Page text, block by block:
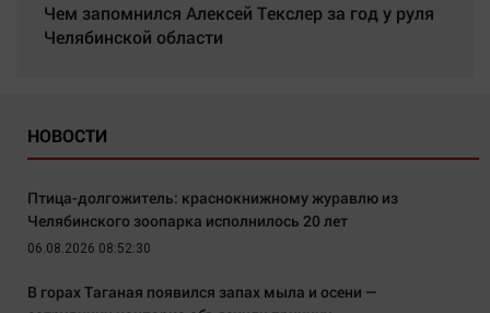
Чем запомнился Алексей Текслер за год у руля
Челябинской области
НОВОСТИ
Птица-долгожитель: краснокнижному журавлю из
Челябинского зоопарка исполнилось 20 лет
06.08.2026 08:52:30
В горах Таганая появился запах мыла и осени —